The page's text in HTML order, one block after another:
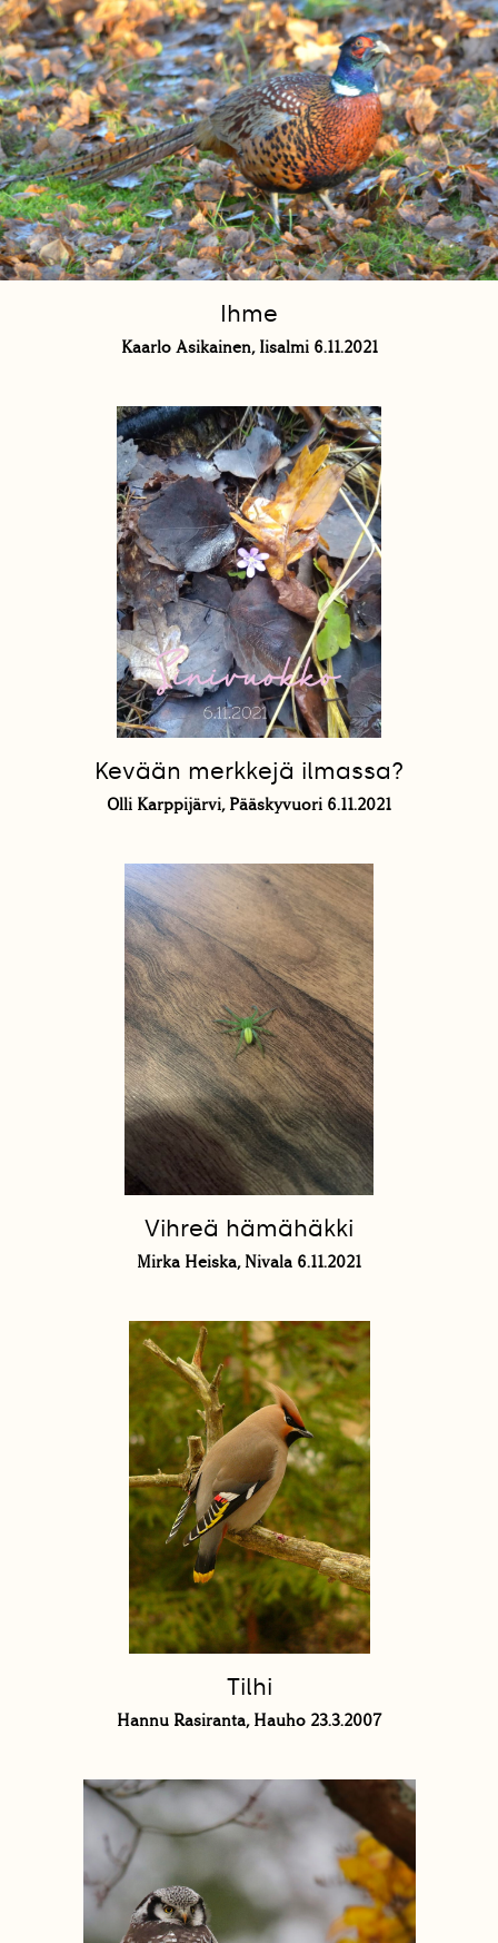
Ihme
Kaarlo Asikainen, Iisalmi 6.11.2021
Kevään merkkejä ilmassa?
Olli Karppijärvi, Pääskyvuori 6.11.2021
Vihreä hämähäkki
Mirka Heiska, Nivala 6.11.2021
Tilhi
Hannu Rasiranta, Hauho 23.3.2007